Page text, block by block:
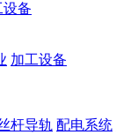
设备
加工设备
杆导轨 配电系统